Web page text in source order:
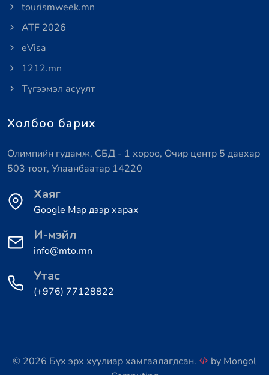
tourismweek.mn
ATF 2026
eVisa
1212.mn
Түгээмэл асуулт
Холбоо барих
Олимпийн гудамж, СБД - 1 хороо, Очир центр 5 давхар
503 тоот, Улаанбаатар 14220
Хаяг
Google Map дээр харах
И-мэйл
info@mto.mn
Утас
(+976) 77128822
© 2026 Бүх эрх хуулиар хамгаалагдсан. by Mongol